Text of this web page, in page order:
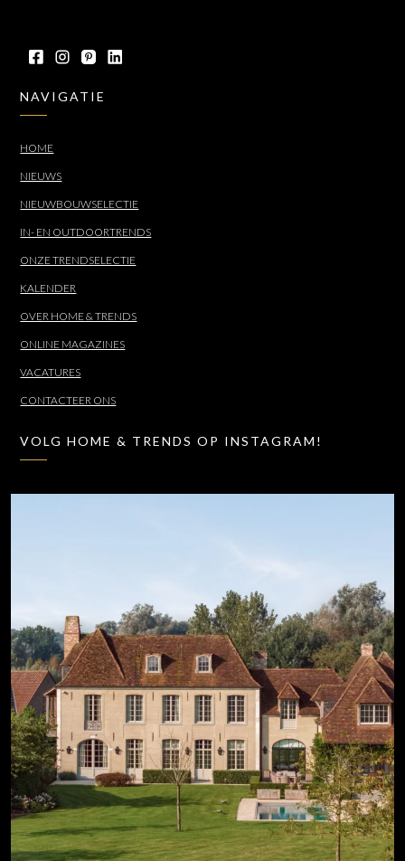
NAVIGATIE
HOME
NIEUWS
NIEUWBOUWSELECTIE
IN- EN OUTDOORTRENDS
ONZE TRENDSELECTIE
KALENDER
OVER HOME & TRENDS
ONLINE MAGAZINES
VACATURES
CONTACTEER ONS
VOLG HOME & TRENDS OP INSTAGRAM!